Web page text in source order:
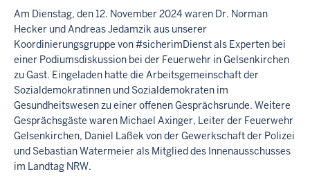
a
l
t
i
m
G
e
s
u
n
d
h
e
Am Dienstag, den 12. November 2024 waren Dr. Norman
Hecker und Andreas Jedamzik aus unserer
Koordinierungsgruppe von #sicherimDienst als Experten bei
einer Podiumsdiskussion bei der Feuerwehr in Gelsenkirchen
zu Gast. Eingeladen hatte die Arbeitsgemeinschaft der
Sozialdemokratinnen und Sozialdemokraten im
Gesundheitswesen zu einer offenen Gesprächsrunde. Weitere
Gesprächsgäste waren Michael Axinger, Leiter der Feuerwehr
Gelsenkirchen, Daniel Laßek von der Gewerkschaft der Polizei
und Sebastian Watermeier als Mitglied des Innenausschusses
im Landtag NRW.